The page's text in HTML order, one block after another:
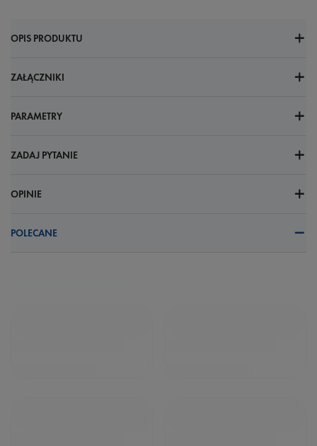
OPIS PRODUKTU
ZAŁĄCZNIKI
PARAMETRY
ZADAJ PYTANIE
OPINIE
POLECANE